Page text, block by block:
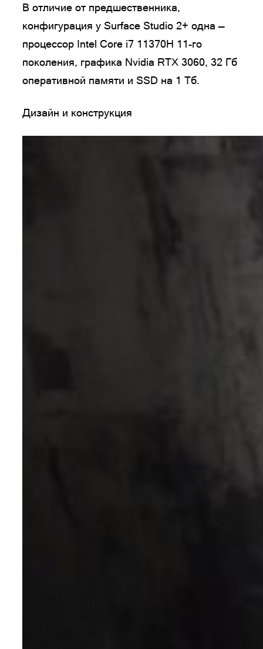
В отличие от предшественника,
конфигурация у Surface Studio 2+ одна —
процессор Intel Core i7 11370H 11-го
поколения, графика Nvidia RTX 3060, 32 Гб
оперативной памяти и SSD на 1 Тб.
Дизайн и конструкция